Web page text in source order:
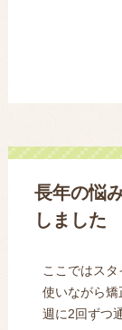
長年の悩
しました
ここではス
使いながら矯
週に2回ずつ